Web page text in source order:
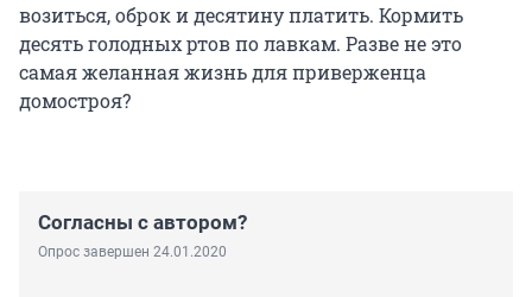
возиться, оброк и десятину платить. Кормить
десять голодных ртов по лавкам. Разве не это
самая желанная жизнь для приверженца
домостроя?
Согласны с автором?
Опрос завершен 24.01.2020